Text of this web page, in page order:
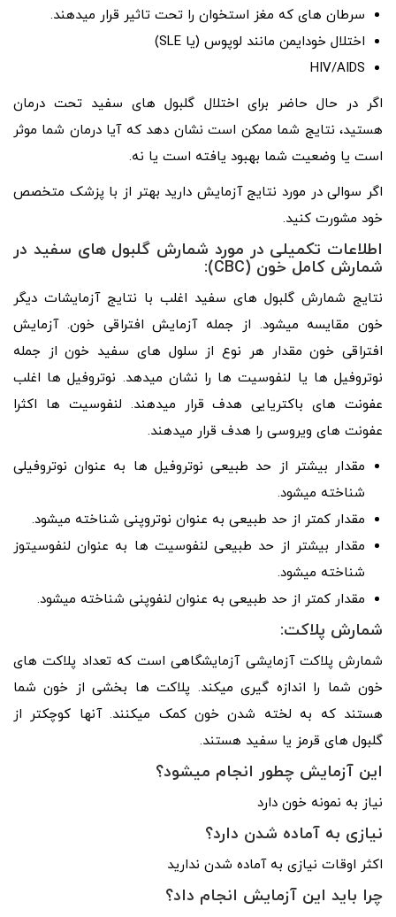
سرطان­ های که مغز استخوان را تحت تاثیر قرار می­دهند.
اختلال خودایمن مانند لوپوس (یا SLE)
HIV/AIDS
اگر در حال حاضر برای اختلال گلبول­ های سفید تحت درمان
هستید، نتایج شما ممکن است نشان دهد که آیا درمان شما موثر
است یا وضعیت شما بهبود یافته است یا نه.
اگر سوالی در مورد نتایج آزمایش دارید بهتر از با پزشک متخصص
خود مشورت کنید.
اطلاعات تکمیلی در مورد شمارش گلبول های سفید در
شمارش کامل خون (CBC):
نتایج شمارش گلبول­ های سفید اغلب با نتایج آزمایشات دیگر
خون مقایسه می­شود. از جمله آزمایش افتراقی خون. آزمایش
افتراقی خون مقدار هر نوع از سلول ­های سفید خون از جمله
نوتروفیل ­ها یا لنفوسیت­ ها را نشان می­دهد. نوتروفیل­ ها اغلب
عفونت ­های باکتریایی هدف قرار می­دهند. لنفوسیت­ ها اکثرا
عفونت ­های ویروسی را هدف قرار می­دهند.
مقدار بیشتر از حد طبیعی نوتروفیل ­ها به عنوان نوتروفیلی
شناخته می­شود.
مقدار کمتر از حد طبیعی به عنوان نوتروپنی شناخته می­شود.
مقدار بیشتر از حد طبیعی لنفوسیت­ ها به عنوان لنفوسیتوز
شناخته می­شود.
مقدار کمتر از حد طبیعی به عنوان لنفوپنی شناخته می­شود.
شمارش پلاکت:
شمارش پلاکت آزمایشی آزمایشگاهی است که تعداد پلاکت­ های
خون شما را اندازه­ گیری می­کند. پلاکت­ ها بخشی از خون شما
هستند که به لخته شدن خون کمک می­کنند. آن­ها کوچک­تر از
گلبول­ های قرمز یا سفید هستند.
این آزمایش چطور انجام می­شود؟
نیاز به نمونه خون دارد
نیازی به آماده شدن دارد؟
اکثر اوقات نیازی به آماده شدن ندارید
چرا باید این آزمایش انجام داد؟